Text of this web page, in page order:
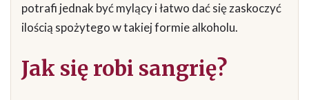
potrafi jednak być mylący i łatwo dać się zaskoczyć
ilością spożytego w takiej formie alkoholu.
Jak się robi sangrię?